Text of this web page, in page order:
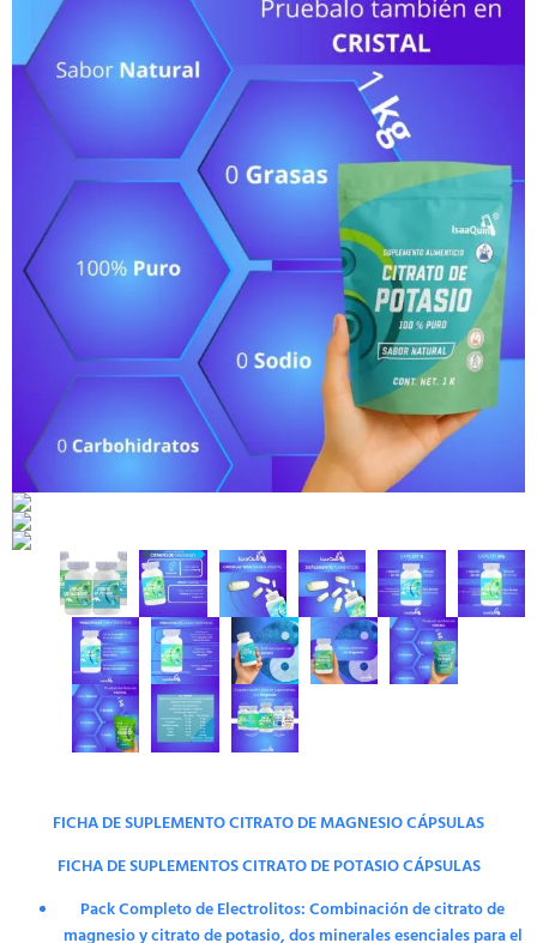
FICHA DE SUPLEMENTO CITRATO DE MAGNESIO CÁPSULAS
FICHA DE SUPLEMENTOS CITRATO DE POTASIO CÁPSULAS
Pack Completo de Electrolitos: Combinación de citrato de
magnesio y citrato de potasio, dos minerales esenciales para el